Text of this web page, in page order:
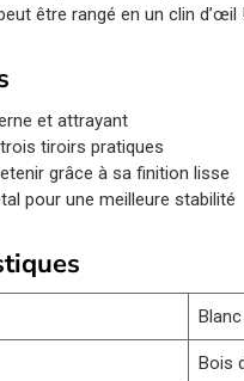
être rangé en un clin
et attrayant
tiroirs pratiques
grâce à sa finition lisse
pour une meilleure stabilité
Bois